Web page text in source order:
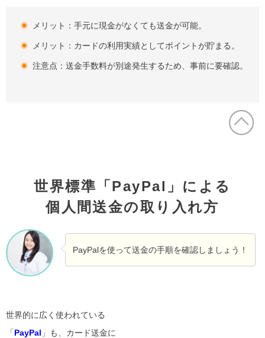
メリット：手元に現金がなくても送金が可能。
メリット：カードの利用実績としてポイントが貯まる。
注意点：送金手数料が別途発生するため、事前に要確認。
世界標準「PayPal」による
個人間送金の取り入れ方
PayPalを使って送金の手順を確認しましょう！
世界的に広く使われている
「PayPal 」も、カード送金に